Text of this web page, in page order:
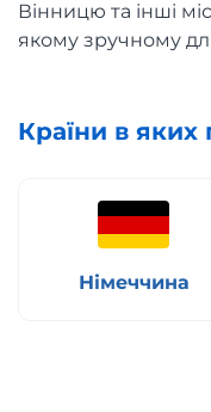
Вінницю та інші
якому зручному
Країни в
Німеччина